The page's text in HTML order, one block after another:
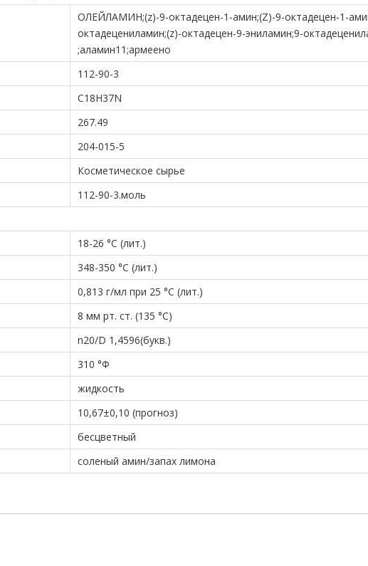
ОЛЕЙЛАМИН;(z)-9-октадецен-1-амин;(Z)-9-октадецен-1-
октадецениламин;(z)-октадецен-9-эниламин;9-
;аламин11;армеено
112-90-3
C18H37N
267.49
204-015-5
Косметическое сырье
112-90-3.моль
18-26 °С (лит.)
348-350 °С (лит.)
0,813 г/мл при 25 °C (лит.)
8 мм рт. ст. (135 °С)
n20/D 1,4596(букв.)
310 °Ф
жидкость
10,67±0,10 (прогноз)
бесцветный
соленый амин/запах лимона